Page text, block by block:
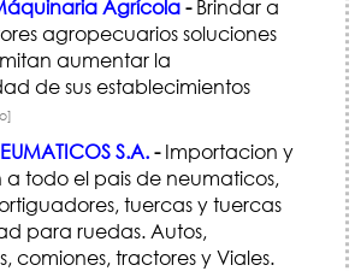
Agrícola-Brindar a
agropecuarios soluciones
aumentar la
de sus establecimientos
S.A.-Importacion y
a todo el pais de neumaticos,
tuercas y tuercas
para ruedas. Autos,
comiones, tractores y Viales.